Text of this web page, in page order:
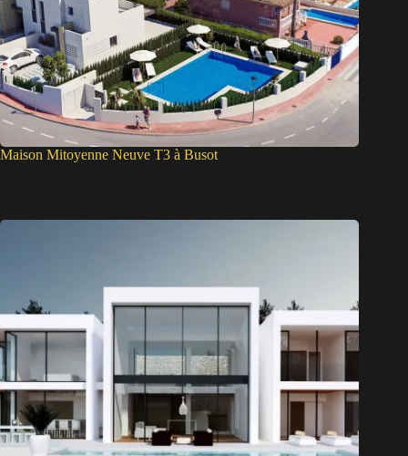
Maison Mitoyenne Neuve T3 à Busot